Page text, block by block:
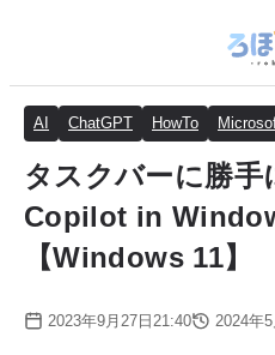
AI ChatGPT HowTo
タスクバーに勝手
Copilot in
【Windows 11】
2023年9月27日21:40 2024年